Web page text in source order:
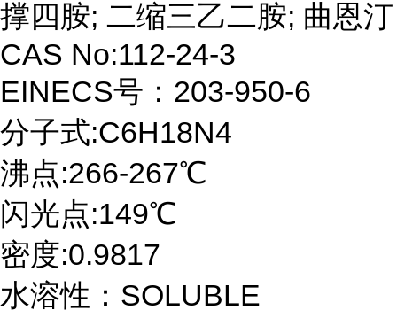
撑四胺; 二缩三乙二胺; 曲恩汀
CAS No:112-24-3
EINECS号：203-950-6
分子式:C6H18N4
沸点:266-267℃
闪光点:149℃
密度:0.9817
水溶性：SOLUBLE